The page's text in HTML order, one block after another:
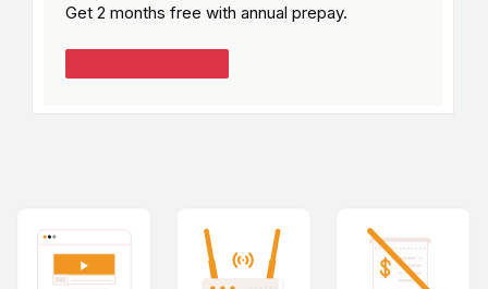
Get 2 months free with annual prepay.